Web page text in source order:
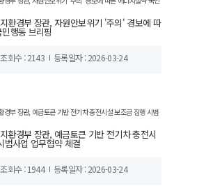
환경부 장관, 자원안보위기 '주의' 경보에 따
행동 브리핑
조회수 : 2143 등록일자 : 2026-03-24
환경부 장관, 예금토큰 기반 전기차 충전시
범사업 업무협약 체결
조회수 : 1944 등록일자 : 2026-03-24